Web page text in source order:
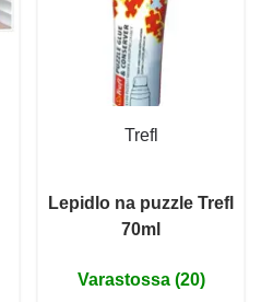
Trefl
Lepidlo na puzzle Trefl
70ml
Varastossa (20)